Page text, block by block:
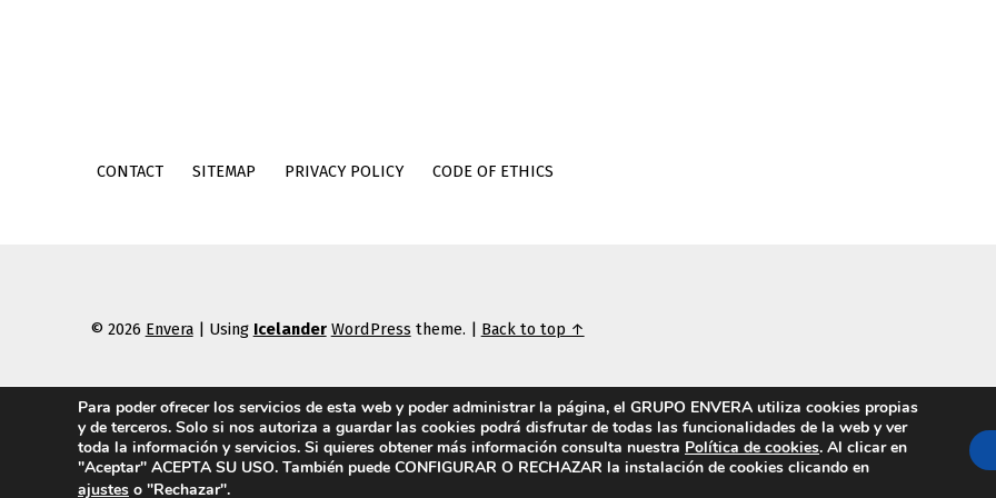
CONTACT SITEMAP PRIVACY POLICY CODE OF ETHICS
© 2026 Envera | Using Icelander WordPress theme. | Back to top ↑
Para poder ofrecer los servicios de esta web y poder administrar la página, el GRUPO ENVERA utiliza cookies propias
y de terceros. Solo si nos autoriza a guardar las cookies podrá disfrutar de todas las funcionalidades de la web y ver
toda la información y servicios. Si quieres obtener más información consulta nuestra Política de cookies. Al clicar en
"Aceptar" ACEPTA SU USO. También puede CONFIGURAR O RECHAZAR la instalación de cookies clicando en
ajustes o "Rechazar".